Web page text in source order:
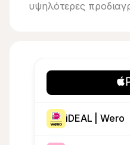
υψηλότερες
iDEAL | Wero